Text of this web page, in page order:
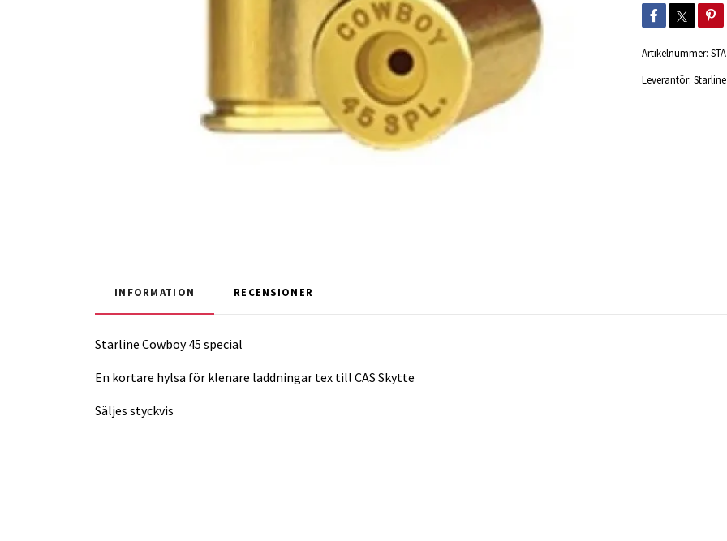
Artikelnummer:
Leverantör: Starline
INFORMATION RECENSIONER
Starline Cowboy 45 special
En kortare hylsa för klenare laddningar tex till CAS Skytte
Säljes styckvis